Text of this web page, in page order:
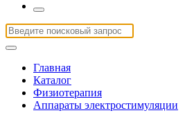
Главная
Каталог
Физиотерапия
Аппараты электростимуляции